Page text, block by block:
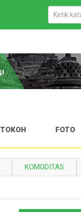
TOKOH FOTO
KOMODITAS